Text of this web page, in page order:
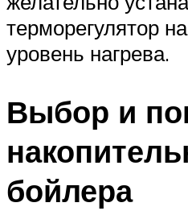
терморегулятор
уровень нагрева.
Выбор и
бойлера